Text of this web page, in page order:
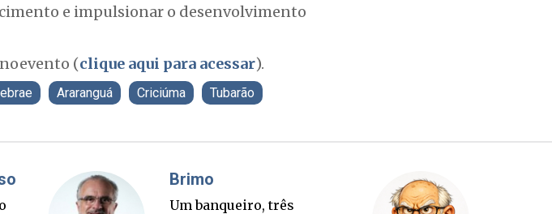
e impulsionar o desenvolvimento
(clique aqui para acessar).
Araranguá Criciúma Tubarão
mais rápido
Ponte Anita Garibaldi virou